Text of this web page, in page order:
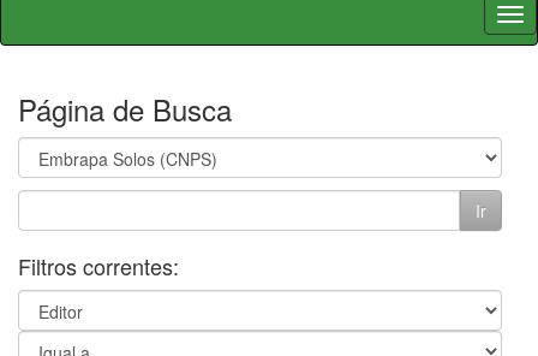
Página de Busca
Filtros correntes: